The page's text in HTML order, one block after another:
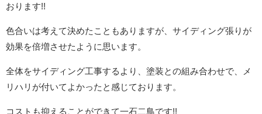
おります!!
色合いは考えて決めたこともありますが、サイディング張りが
効果を倍増させたように思います。
全体をサイディング工事するより、塗装との組み合わせで、メ
リハリが付いてよかったと感じております。
コストも抑えることができて一石二鳥です!!